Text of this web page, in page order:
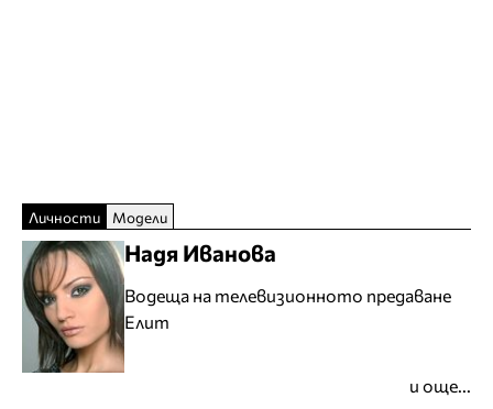
Личности Модели
Надя Иванова
Водеща на телевизионното предаване
Елит
и още...